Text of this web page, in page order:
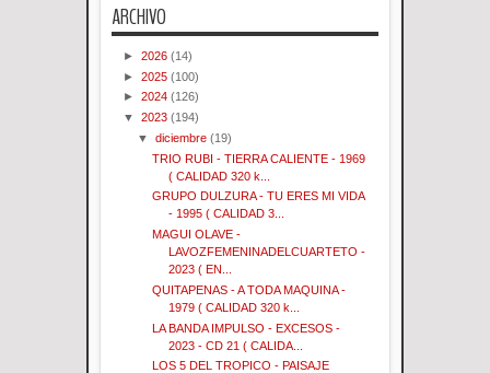
ARCHIVO
► 2026 (14)
► 2025 (100)
► 2024 (126)
▼ 2023 (194)
▼diciembre (19)
TRIO RUBI - TIERRA CALIENTE - 1969
( CALIDAD 320 k...
GRUPO DULZURA - TU ERES MI VIDA
- 1995 ( CALIDAD 3...
MAGUI OLAVE -
LAVOZFEMENINADELCUARTETO -
2023 ( EN...
QUITAPENAS - A TODA MAQUINA -
1979 ( CALIDAD 320 k...
LA BANDA IMPULSO - EXCESOS -
2023 - CD 21 ( CALIDA...
LOS 5 DEL TROPICO - PAISAJE